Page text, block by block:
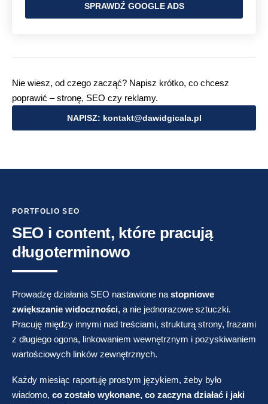
SPRAWDŹ GOOGLE ADS
Nie wiesz, od czego zacząć? Napisz krótko, co chcesz
poprawić – stronę, SEO czy reklamy.
NAPISZ: kontakt@dawidgicala.pl
PORTFOLIO SEO
SEO i content, które pracują
długoterminowo
Prowadzę działania SEO nastawione na stopniowe
zwiększanie widoczności, a nie jednorazowe sztuczki.
Pracuję między innymi nad treściami, strukturą strony, frazami
z długiego ogona, linkowaniem wewnętrznym i pozyskiwaniem
wartościowych linków zewnętrznych.
Każdy miesiąc raportuję prostym językiem, żeby było
wiadomo, co zostało wykonane, co zaczyna działać i jaki